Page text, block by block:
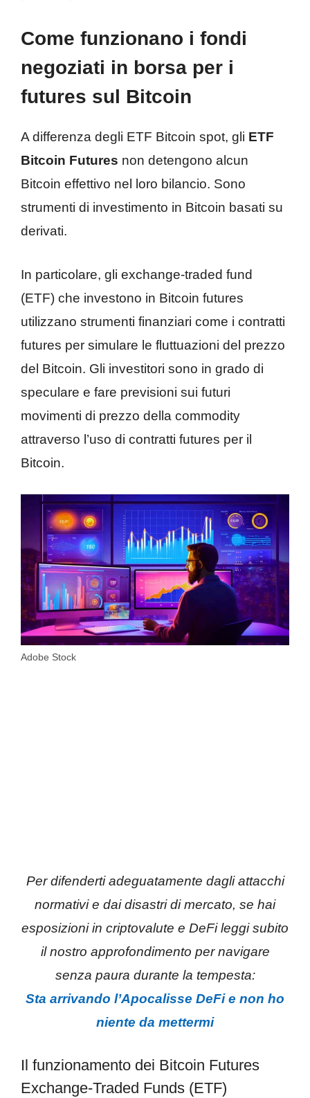
Come funzionano i fondi
negoziati in borsa per i
futures sul Bitcoin
A differenza degli ETF Bitcoin spot, gli ETF
Bitcoin Futures non detengono alcun
Bitcoin effettivo nel loro bilancio. Sono
strumenti di investimento in Bitcoin basati su
derivati.
In particolare, gli exchange-traded fund
(ETF) che investono in Bitcoin futures
utilizzano strumenti finanziari come i contratti
futures per simulare le fluttuazioni del prezzo
del Bitcoin. Gli investitori sono in grado di
speculare e fare previsioni sui futuri
movimenti di prezzo della commodity
attraverso l’uso di contratti futures per il
Bitcoin.
Adobe Stock
Per difenderti adeguatamente dagli attacchi
normativi e dai disastri di mercato, se hai
esposizioni in criptovalute e DeFi leggi subito
il nostro approfondimento per navigare
senza paura durante la tempesta:
Sta arrivando l’Apocalisse DeFi e non ho
niente da mettermi
Il funzionamento dei Bitcoin Futures
Exchange-Traded Funds (ETF)